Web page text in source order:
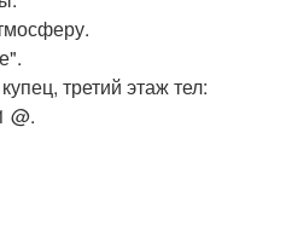
третий этаж тел:
@.